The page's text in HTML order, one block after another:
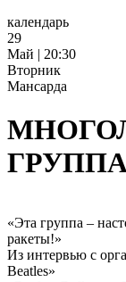
календарь
29
Май | 20:30
Вторник
Мансарда
«Эта группа –
ракеты!»
Из интервью с
Beatles»